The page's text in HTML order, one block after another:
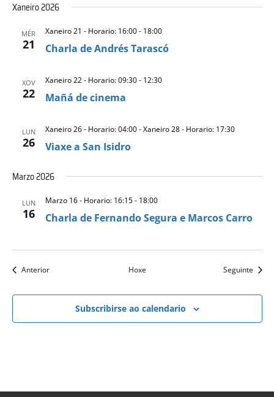
Xaneiro 2026
MÉR
21 Charla de Andrés Tarascó
Xaneiro 21 - Horario: 16:00- 18:00
XOV
22 Mañá de cinema
Xaneiro 22 - Horario: 09:30- 12:30
LUN
26 Viaxe a San Isidro
Xaneiro 26 - Horario: 04:00-Xaneiro 28 - Horario: 17:30
Marzo 2026
LUN
16 Charla de Fernando Segura e Marcos Carro
Marzo 16 - Horario: 16:15- 18:00
Anterioreventos Hoxe Seguinte
Subscribirse ao calendario